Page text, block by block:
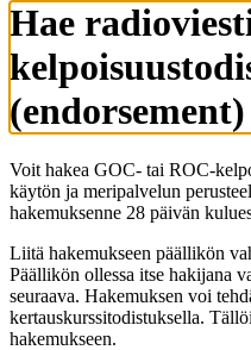
Hae
(endorsement)
Voit hakea GOC- tai ROC-
käytön ja meripalvelun
hakemuksenne 28 päivän
Liitä hakemukseen päällikön
Päällikön ollessa itse hakijana
seuraava. Hakemuksen voi
kertauskurssitodistuksella.
hakemukseen.